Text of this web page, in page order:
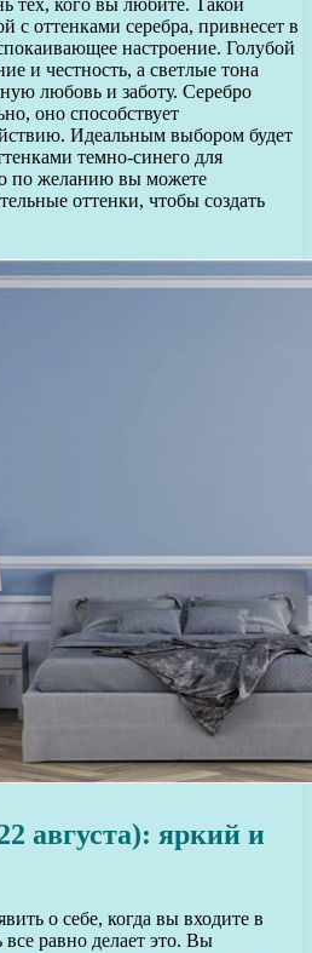
тех, кого вы любите. Такой
с оттенками серебра, привнесет в
настроение. Голубой
и честность, а светлые тона
любовь и заботу. Серебро
оно способствует
Идеальным выбором будет
темно-синего для
по желанию вы можете
оттенки, чтобы создать
августа): яркий и
о себе, когда вы входите в
равно делает это. Вы